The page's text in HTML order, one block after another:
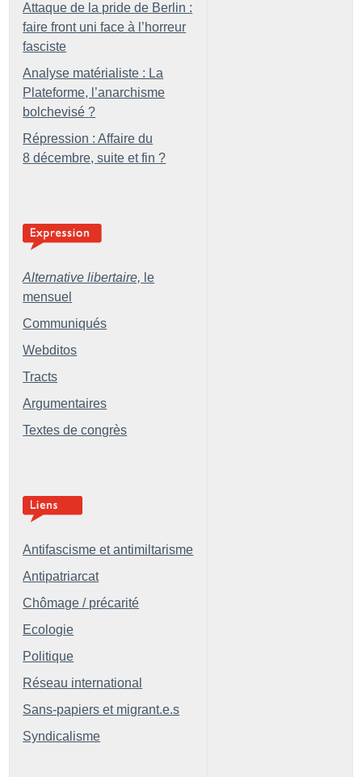
Attaque de la pride de Berlin :
faire front uni face à l’horreur
fasciste
Analyse matérialiste : La
Plateforme, l’anarchisme
bolchevisé ?
Répression : Affaire du
8 décembre, suite et fin ?
Alternative libertaire, le
mensuel
Communiqués
Webditos
Tracts
Argumentaires
Textes de congrès
Antifascisme et antimiltarisme
Antipatriarcat
Chômage / précarité
Ecologie
Politique
Réseau international
Sans-papiers et migrant.e.s
Syndicalisme